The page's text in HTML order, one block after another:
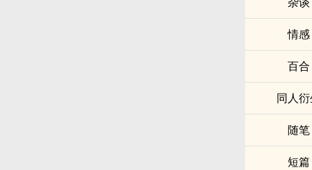
情感
百合
同人
随笔
短篇